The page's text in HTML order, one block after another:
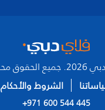
محفوظة.
الشروط والأحكام
+971 600 544 445